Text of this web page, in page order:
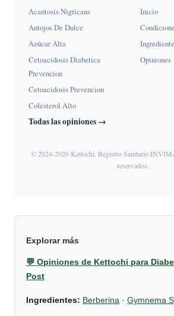
Acantosis Nigricans
Antojos De Dulce
Azúcar Alta
Cetoacidosis Diabetica
Prevencion
Cetoacidosis Prevencion
Colesterol Alto
Todas las opiniones →
Inicio
Opiniones
© 2024-2026 Kettochi. Registro Sanitario
reservados.
Explorar más
💬 Opiniones de Kettochi para
Post
Ingredientes: Berberina ·Gymnema